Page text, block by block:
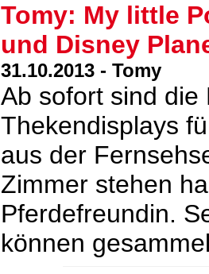
Tomy: My little
und Disney
31.10.2013 - Tomy
Ab sofort sind die
Thekendisplays
aus der
Zimmer stehen
Pferdefreundin.
können